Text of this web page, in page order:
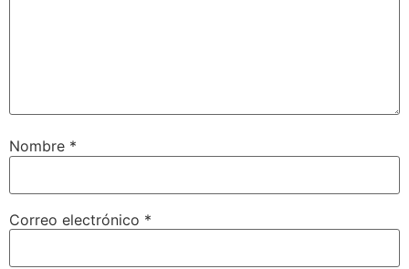
Nombre *
Correo electrónico *